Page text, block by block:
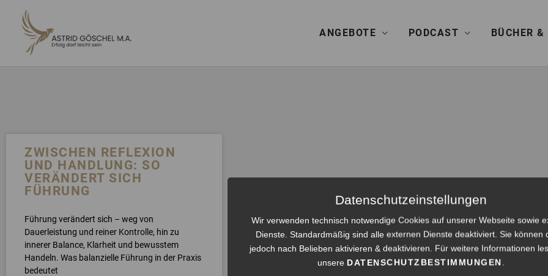
INHALT
SPRINGEN
ANGEBOTE PODCAST BÜCHER
ZWISCHEN REFLEXION
UND HANDLUNG: SO
VERÄNDERT SICH
FÜHRUNG
Führung verändert sich – weg von
Dauerleistung und reiner Kontrolle, hin zu
innerer Balance, Klarheit und bewusstem
Handeln. Was balanzielle Führung in der Praxis
bedeutet
Datenschutzeinstellungen
Wir verwenden technisch notwendige Cookies auf unserer Webseite sowie
Dienste. Standardmäßig sind alle externen Dienste deaktiviert. Sie können
jedoch nach Belieben aktivieren & deaktivieren. Für weitere Informationen
unsere DATENSCHUTZBESTIMMUNGEN.